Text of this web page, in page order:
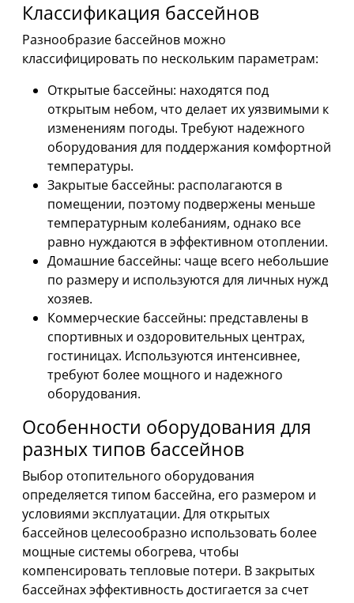
Классификация бассейнов
Разнообразие бассейнов можно
классифицировать по нескольким параметрам:
Открытые бассейны: находятся под
открытым небом, что делает их уязвимыми к
изменениям погоды. Требуют надежного
оборудования для поддержания комфортной
температуры.
Закрытые бассейны: располагаются в
помещении, поэтому подвержены меньше
температурным колебаниям, однако все
равно нуждаются в эффективном отоплении.
Домашние бассейны: чаще всего небольшие
по размеру и используются для личных нужд
хозяев.
Коммерческие бассейны: представлены в
спортивных и оздоровительных центрах,
гостиницах. Используются интенсивнее,
требуют более мощного и надежного
оборудования.
Особенности оборудования для
разных типов бассейнов
Выбор отопительного оборудования
определяется типом бассейна, его размером и
условиями эксплуатации. Для открытых
бассейнов целесообразно использовать более
мощные системы обогрева, чтобы
компенсировать тепловые потери. В закрытых
бассейнах эффективность достигается за счет